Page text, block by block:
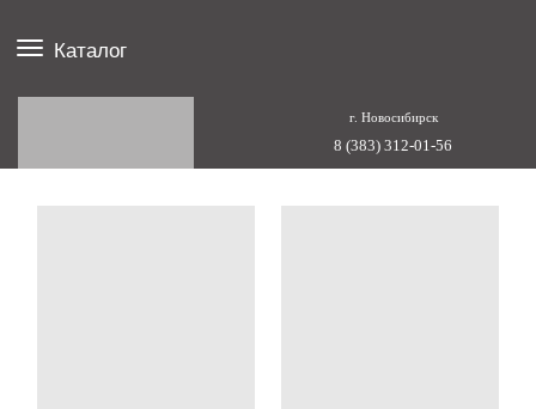
Каталог
г. Новосибирск
8 (383) 312-01-56